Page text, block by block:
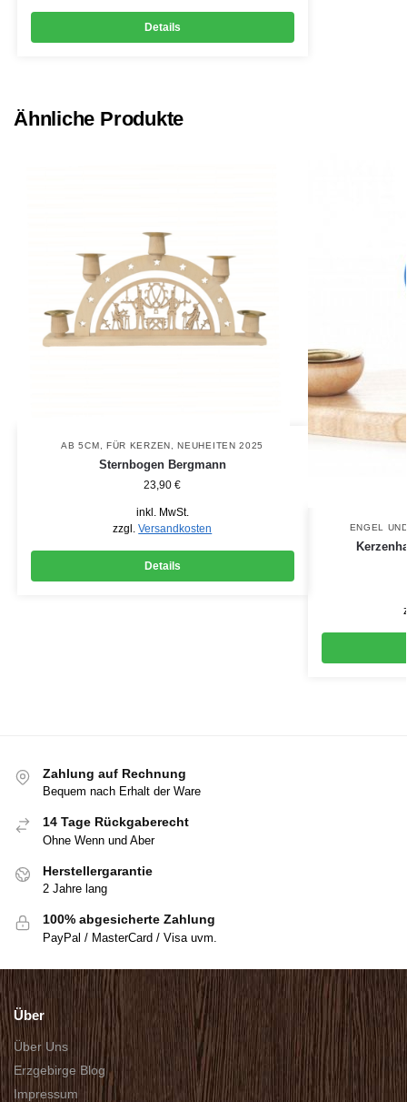
Details
Ähnliche Produkte
AB 5CM FÜR KERZEN ,NEUHEITEN 2025
Sternbogen Bergmann
23,90€
inkl. MwSt.
zzgl.Versandkosten
Details
ENGEL
Zahlung auf Rechnung
Bequem nach Erhalt der Ware
14 Tage Rückgaberecht
Ohne Wenn und Aber
Herstellergarantie
2 Jahre lang
100% abgesicherte Zahlung
PayPal / MasterCard / Visa uvm.
Über
Über Uns
Erzgebirge Blog
Impressum